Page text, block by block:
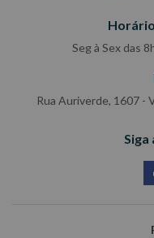
Seg à Sex das
Rua Auriverde, 1607 -
Siga